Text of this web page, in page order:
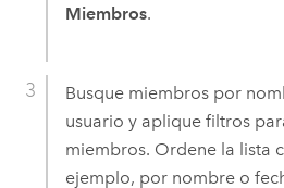
Miembros.
Busque miembros por
usuario y aplique filtros
miembros. Ordene la lista
ejemplo, por nombre o